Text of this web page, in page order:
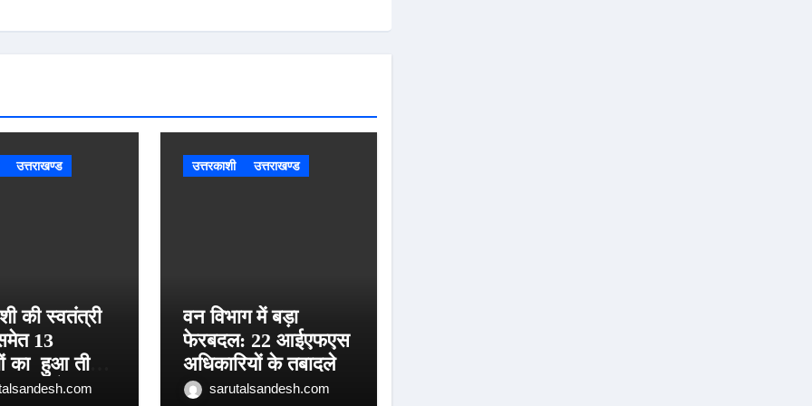
उत्तराखण्ड
की स्वतंत्री
13
का हुआ तीलू
के लिय
उत्तरकाशी उत्तराखण्ड
वन विभाग में बड़ा
फेरबदल: 22 आईएफएस
अधिकारियों के तबादले
sarutalsandesh.com